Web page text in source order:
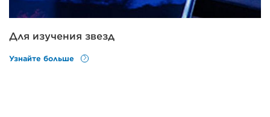
Для изучения звезд
Узнайте больше